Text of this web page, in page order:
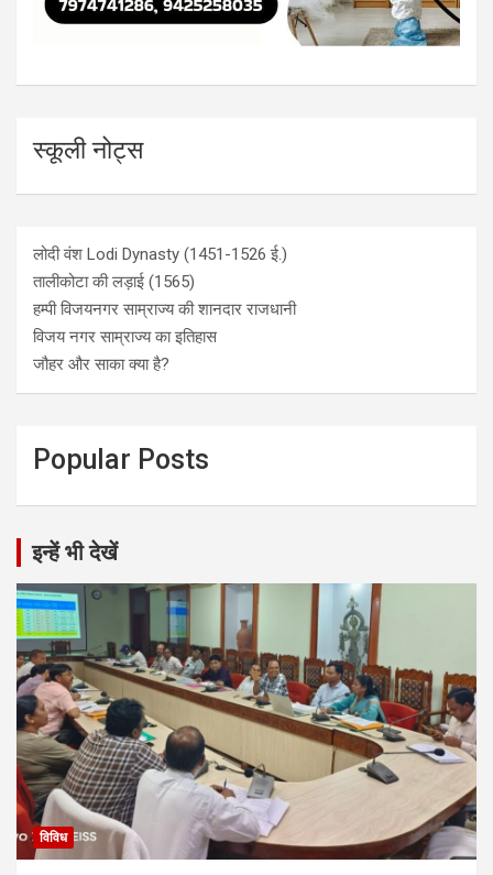
स्कूली नोट्स
लोदी वंश Lodi Dynasty (1451-1526 ई.)
तालीकोटा की लड़ाई (1565)
हम्पी विजयनगर साम्राज्य की शानदार राजधानी
विजय नगर साम्राज्य का इतिहास
जौहर और साका क्या है?
Popular Posts
इन्हें भी देखें
विविध